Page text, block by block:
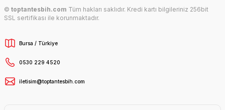
© toptantesbih.com Tüm hakları saklıdır. Kredi kartı bilgileriniz 256bit
SSL sertifikası ile korunmaktadır.
Bursa / Türkiye
0530 229 4520
iletisim@toptantesbih.com